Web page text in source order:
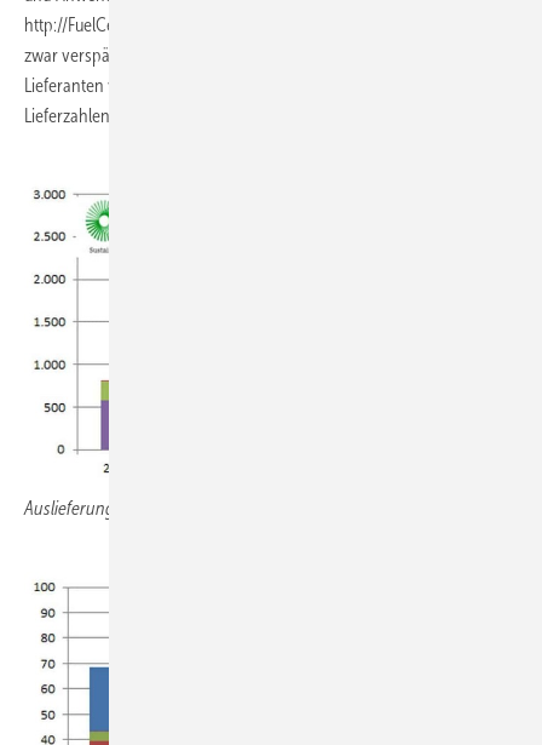
http://FuelCellIndustryReview.com verfügbar. Die Ausgabe 2022 ist
zwar verspätet, steht aber kurz bevor. Wir möchten uns bei allen
Lieferanten von Brennstoffzellen bedanken, die uns jedes Jahr die
Lieferzahlen zur Verfügung stellen, die unsere Analyse untermauern.
Auslieferungen nach MW